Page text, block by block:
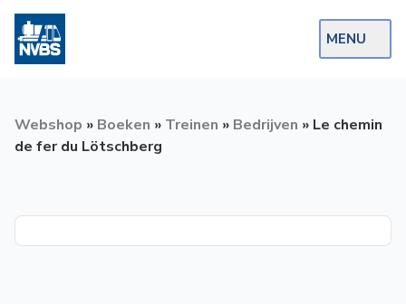
MENU
Op de Rails
Afdelingen
Webshop » Boeken » Treinen » Bedrijven » Le chemin
de fer du Lötschberg